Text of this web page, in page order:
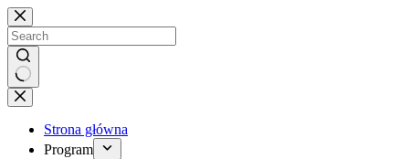
Brak
wyników
Strona główna
Program